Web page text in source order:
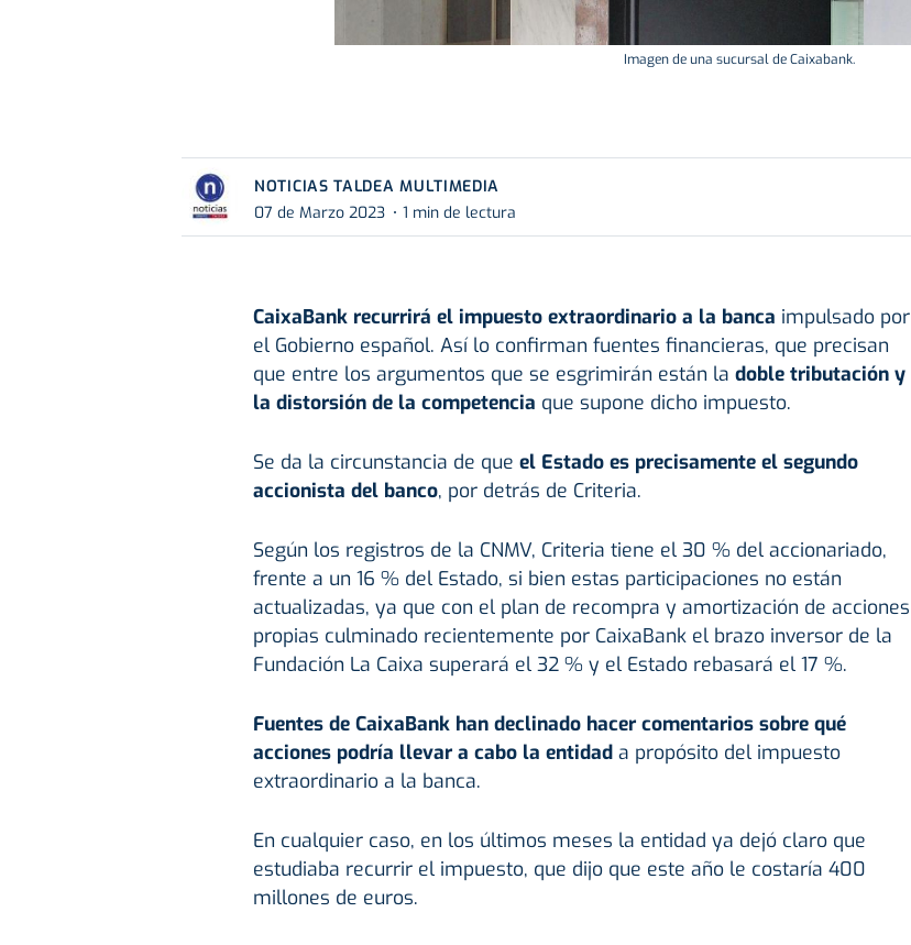
Imagen de una sucursal de Caixabank.
NOTICIAS TALDEA MULTIMEDIA
07 de Marzo 2023
1 min de lectura
CaixaBank recurrirá el impuesto extraordinario a la banca impulsado por
el Gobierno español. Así lo confirman fuentes financieras, que precisan
que entre los argumentos que se esgrimirán están la doble tributación y
la distorsión de la competencia que supone dicho impuesto.
Se da la circunstancia de que el Estado es precisamente el segundo
accionista del banco, por detrás de Criteria.
Según los registros de la CNMV, Criteria tiene el 30 % del accionariado,
frente a un 16 % del Estado, si bien estas participaciones no están
actualizadas, ya que con el plan de recompra y amortización de acciones
propias culminado recientemente por CaixaBank el brazo inversor de la
Fundación La Caixa superará el 32 % y el Estado rebasará el 17 %.
Fuentes de CaixaBank han declinado hacer comentarios sobre qué
acciones podría llevar a cabo la entidada propósito del impuesto
extraordinario a la banca.
En cualquier caso, en los últimos meses la entidad ya dejó claro que
estudiaba recurrir el impuesto, que dijo que este año le costaría 400
millones de euros.